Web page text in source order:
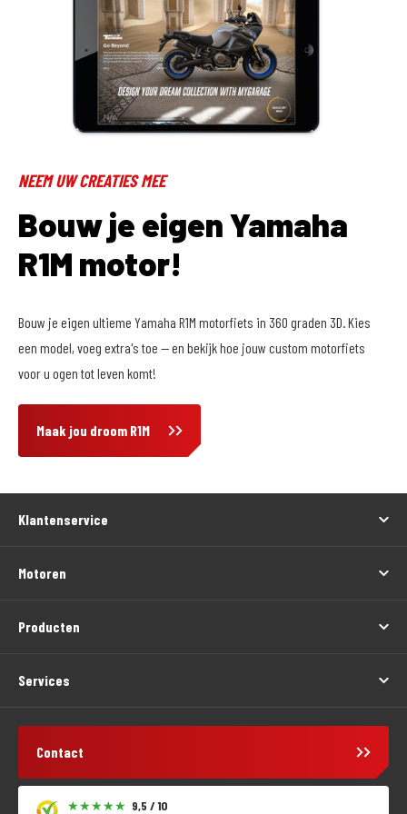
NEEM UW CREATIES MEE
Bouw je eigen Yamaha
R1M motor!
Bouw je eigen ultieme Yamaha R1M motorfiets in 360 graden 3D. Kies
een model, voeg extra's toe -- en bekijk hoe jouw custom motorfiets
voor u ogen tot leven komt!
Maak jou droom R1M
Klantenservice
Motoren
Producten
Services
Contact
9,5 / 10